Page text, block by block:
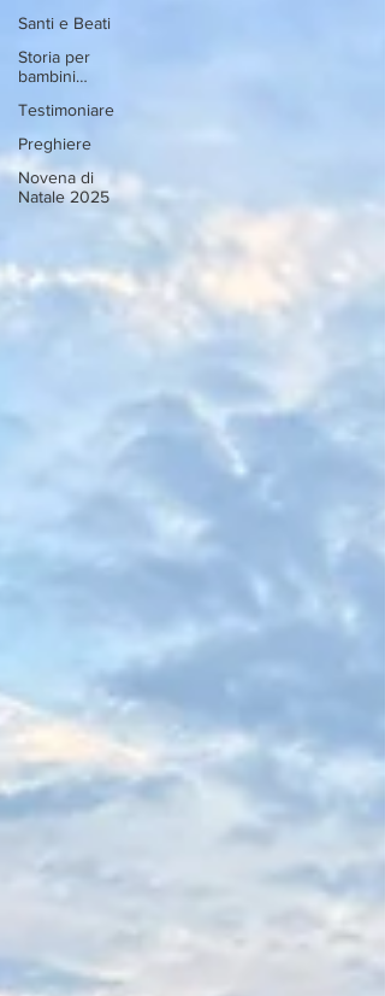
Santi e Beati
Storia per
bambini…
Testimoniare
Preghiere
Novena di
Natale 2025